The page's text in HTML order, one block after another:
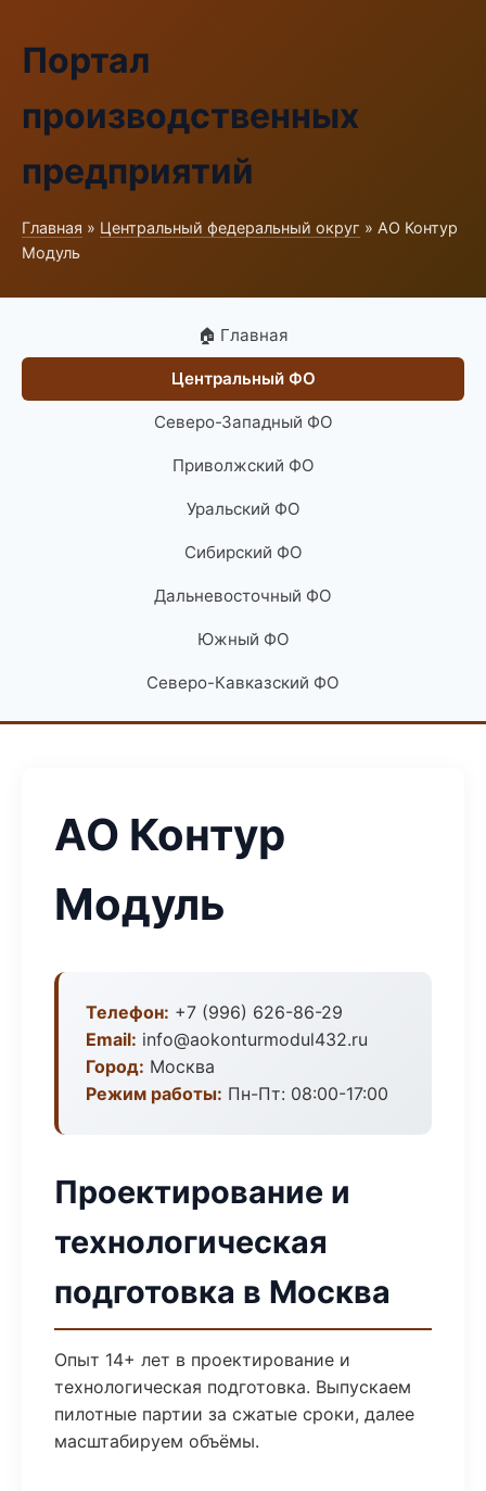
Портал
производственных
предприятий
Главная » Центральный федеральный округ » АО Контур
Модуль
🏠 Главная
Центральный ФО
Северо-Западный ФО
Приволжский ФО
Уральский ФО
Сибирский ФО
Дальневосточный ФО
Южный ФО
Северо-Кавказский ФО
АО Контур
Модуль
Телефон: +7 (996) 626-86-29
Email: info@aokonturmodul432.ru
Город: Москва
Режим работы: Пн-Пт: 08:00-17:00
Проектирование и
технологическая
подготовка в Москва
Опыт 14+ лет в проектирование и
технологическая подготовка. Выпускаем
пилотные партии за сжатые сроки, далее
масштабируем объёмы.